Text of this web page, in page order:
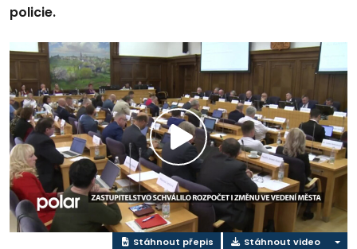
policie.
Přehrát
video
Stáhnout přepis Stáhnout video